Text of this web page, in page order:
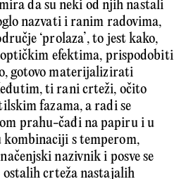
da su neki od njih nastali
nazvati i ranim radovima,
‘prolaza’, to jest kako,
efektima, prispodobiti
gotovo materijalizirati
ti rani crteži, očito
fazama, a radi se
prahu-čađi na papiru i u
kombinaciji s temperom,
nazivnik i posve se
crteža nastajalih